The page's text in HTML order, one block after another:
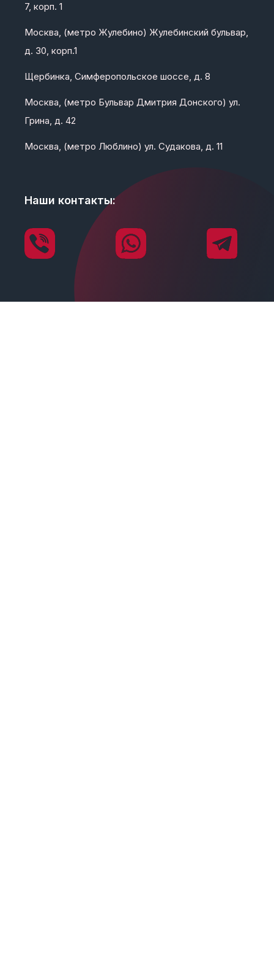
7, корп. 1
Москва, (метро Жулебино) Жулебинский бульвар,
д. 30, корп.1
Щербинка, Симферопольское шоссе, д. 8
Москва, (метро Бульвар Дмитрия Донского) ул.
Грина, д. 42
Москва, (метро Люблино) ул. Судакова, д. 11
Наши контакты: